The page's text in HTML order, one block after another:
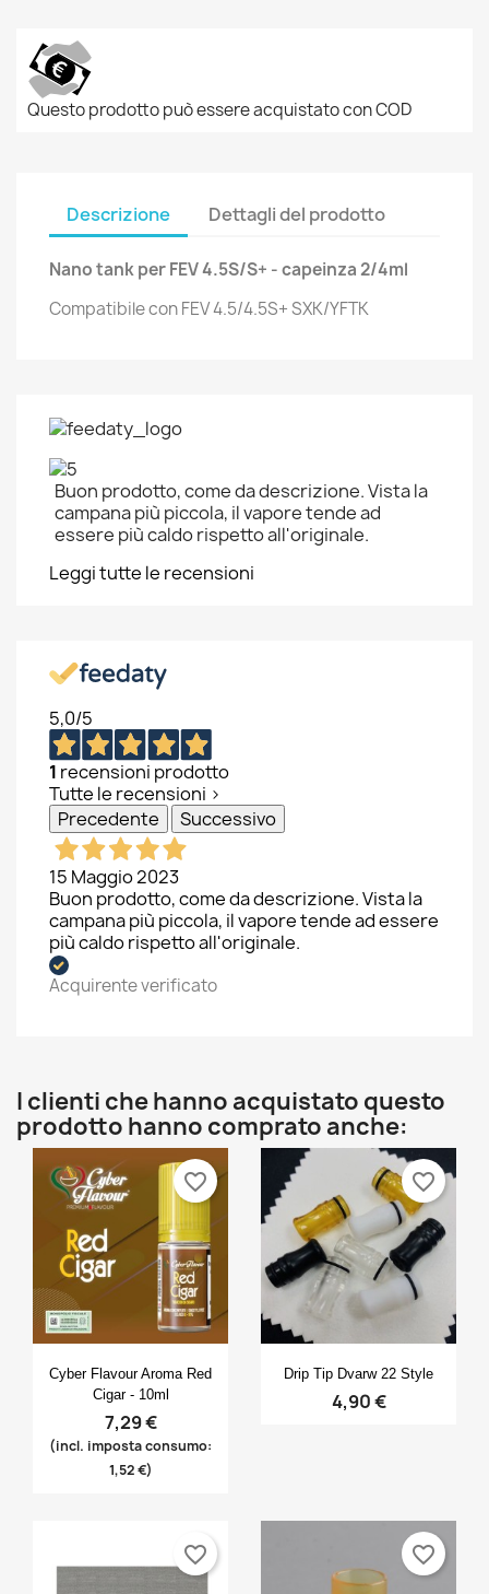
add_circle_outline Create new list
Crea lista dei desideri
Annulla Crea lista dei desideri
Accedi
Annulla Accedi
Questo prodotto può essere acquistato con COD
Descrizione Dettagli del prodotto
Nano tank per FEV 4.5S/S+ - capeinza 2/4ml
Compatibile con FEV 4.5/4.5S+ SXK/YFTK
Buon prodotto, come da descrizione. Vista la
campana più piccola, il vapore tende ad
essere più caldo rispetto all'originale.
Leggi tutte le recensioni
5,0/5
1 recensioni prodotto
Tutte le recensioni >
Precedente
Successivo
15 Maggio 2023
Buon prodotto, come da descrizione. Vista la
campana più piccola, il vapore tende ad essere
più caldo rispetto all'originale.
Acquirente verificato
I clienti che hanno acquistato questo
prodotto hanno comprato anche:
Anteprima
Cyber Flavour Aroma Red
Cigar - 10ml
7,29 €
(incl. imposta consumo:
1,52 €)
favorite_border
Anteprima
Drip Tip Dvarw 22 Style
4,90 €
favorite_border
favorite_border favorite_border